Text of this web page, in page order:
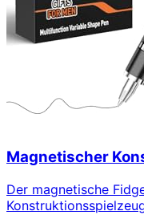
Magnetischer
Der magnetische